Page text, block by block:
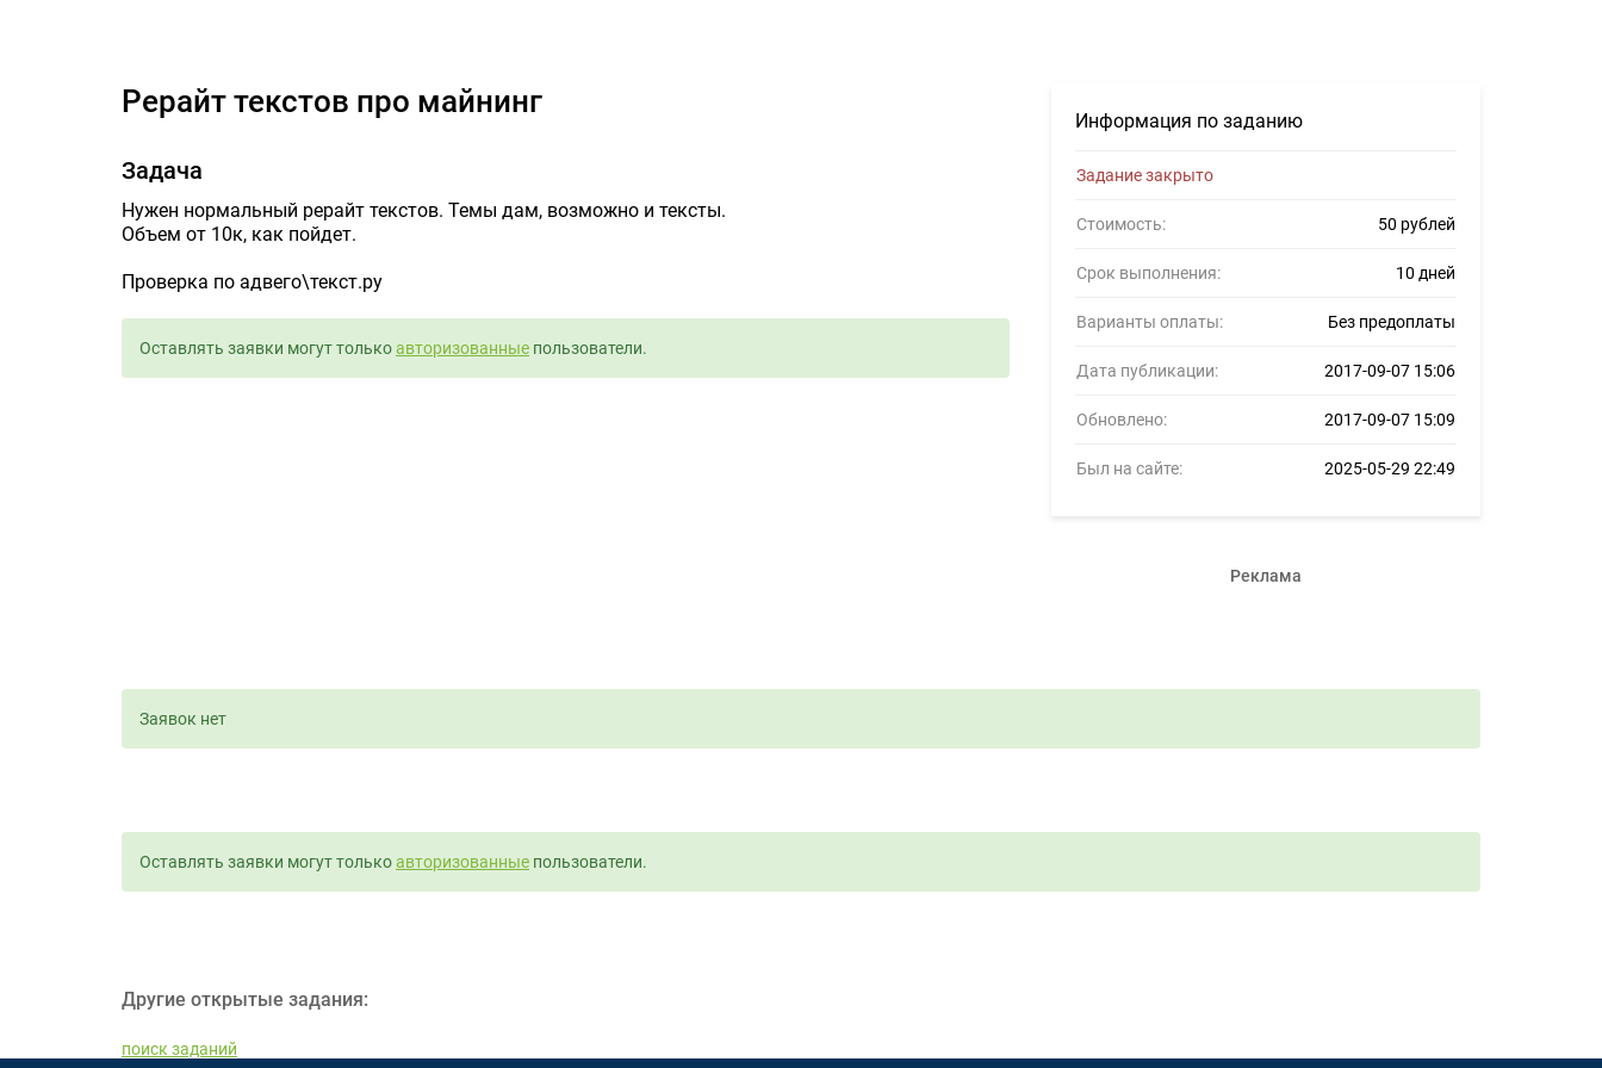
Информация по заданию
Задание закрыто
Стоимость: 50 рублей
Срок выполнения: 10 дней
Варианты оплаты: Без предоплаты
Дата публикации: 2017-09-07 15:06
Обновлено: 2017-09-07 15:09
Был на сайте: 2025-05-29 22:49
Реклама
Рерайт текстов про майнинг
Задача
Нужен нормальный рерайт текстов. Темы дам, возможно и тексты.
Объем от 10к, как пойдет.
Проверка по адвего\текст.ру
Оставлять заявки могут толькоавторизованные пользователи.
Заявок нет
Оставлять заявки могут толькоавторизованные пользователи.
Другие открытые задания:
поиск заданий